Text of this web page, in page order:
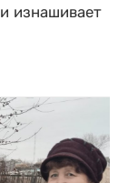
изнашивает